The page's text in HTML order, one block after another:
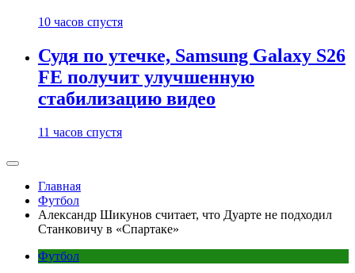
10 часов спустя
Судя по утечке, Samsung Galaxy S26
FE получит улучшенную
стабилизацию видео
11 часов спустя
Главная
Футбол
Александр Шикунов считает, что Дуарте не подходил
Станковичу в «Спартаке»
Футбол